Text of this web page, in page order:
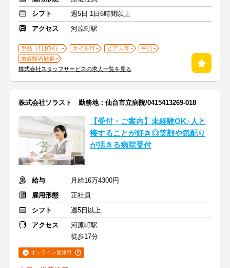
シフト
週5日 1日6時間以上
アクセス
河原町駅
単発（1日OK） ネイル可 ピアス可
平日
未経験者歓迎
株式会社スタッフサービスの求人一覧を見る
株式会社ソラスト 勤務地：仙台市立病院/0415413269-018
【受付・ご案内】未経験OK♪人と
接することが好き◎笑顔や気配り
が活きる病院受付
給与
月給16万4300円
雇用形態
正社員
シフト
週5日以上
アクセス
河原町駅
徒歩17分
オンライン面接可